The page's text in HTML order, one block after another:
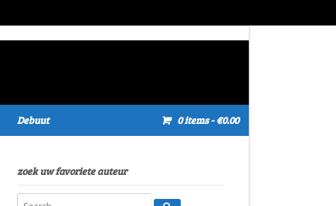
Debuut 0 items- €0.00
zoek uw favoriete auteur